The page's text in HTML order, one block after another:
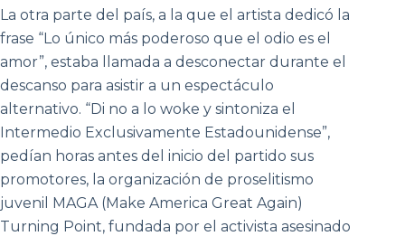
La otra parte del país, a la que el artista dedicó la
frase “Lo único más poderoso que el odio es el
amor”, estaba llamada a desconectar durante el
descanso para asistir a un espectáculo
alternativo. “Di no a lo woke y sintoniza el
Intermedio Exclusivamente Estadounidense”,
pedían horas antes del inicio del partido sus
promotores, la organización de proselitismo
juvenil MAGA (Make America Great Again)
Turning Point, fundada por el activista asesinado